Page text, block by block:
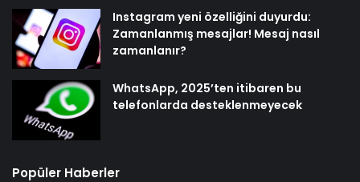
Instagram yeni özelliğini duyurdu:
Zamanlanmış mesajlar! Mesaj nasıl
zamanlanır?
WhatsApp, 2025’ten itibaren bu
telefonlarda desteklenmeyecek
Popüler Haberler